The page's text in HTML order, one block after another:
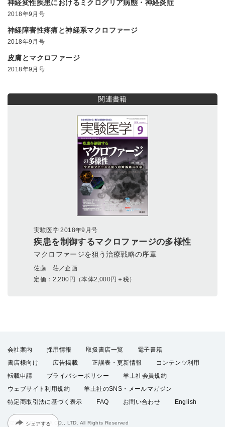
シェアする
神経変性疾患におけるミクログリア病態・神経炎症
2018年9月号
神経障害性疼痛と神経系マクロファージ
2018年9月号
皮膚とマクロファージ
2018年9月号
関連書籍
実験医学 2018年9月号
疾患を制御するマクロファージの多様性
マクロファージを狙う治療戦略の序章
佐藤 荘／企画
定価： 2,200円（本体2,000円＋税）
会社案内 採用情報 取扱書店一覧
電子書籍
書店様向け
広告掲載 正誤表・更新情報
コンテンツ利用
転載申請
プライバシーポリシー
羊土社会員規約
ウェブサイト利用規約
羊土社のSNS・メールマガジン
特定商取引法に基づく表示
FAQ お問い合わせ English
©2026 YODOSHA CO., LTD. All Rights Reserved